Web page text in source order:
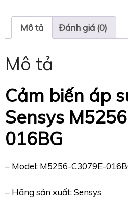
Mô tả Đánh giá (0)
Mô tả
Cảm biến áp
Sensys
016BG
– Model: M5256-C3079E-
– Hãng sản xuất: Sensys